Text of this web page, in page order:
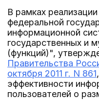
В рамках
федеральной
информационной
государственных и
(функций)",
Правительства
октября 2011 г. N 861
эффективности
пользователей о